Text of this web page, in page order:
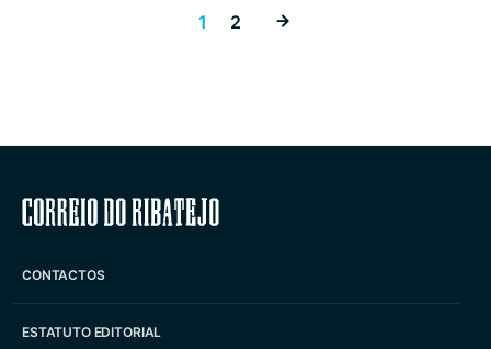
Paginação
1 2
Correio do Ribatejo
CONTACTOS
ESTATUTO EDITORIAL